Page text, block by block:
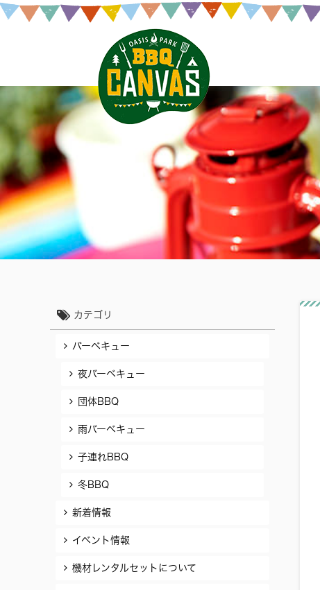
カテゴリ
バーベキュー
夜バーベキュー
団体BBQ
雨バーベキュー
子連れBBQ
冬BBQ
新着情報
イベント情報
機材レンタルセットについて